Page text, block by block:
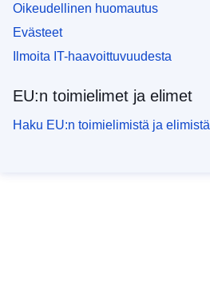
Oikeudellinen huomautus
Evästeet
Ilmoita IT-haavoittuvuudesta
EU:n toimielimet ja elimet
Haku EU:n toimielimistä ja elimistä